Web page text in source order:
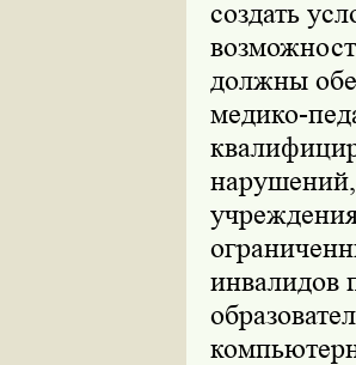
создать
должны
медико-
нарушений,
инвалидов